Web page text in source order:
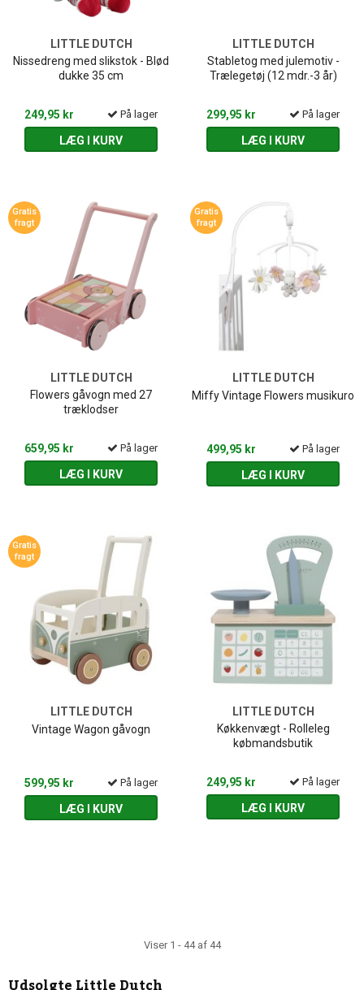
LITTLE DUTCH
Nissedreng med slikstok - Blød
dukke 35 cm
249,95 kr På lager
LÆG I KURV
LITTLE DUTCH
Stabletog med julemotiv -
Trælegetøj (12 mdr.-3 år)
299,95 kr På lager
LÆG I KURV
Gratis
fragt
LITTLE DUTCH
Flowers gåvogn med 27
træklodser
659,95 kr På lager
LÆG I KURV
Gratis
fragt
LITTLE DUTCH
Miffy Vintage Flowers musikuro
499,95 kr På lager
LÆG I KURV
Gratis
fragt
LITTLE DUTCH
Vintage Wagon gåvogn
599,95 kr På lager
LÆG I KURV
LITTLE DUTCH
Køkkenvægt - Rolleleg
købmandsbutik
249,95 kr På lager
LÆG I KURV
Viser 1 - 44 af 44